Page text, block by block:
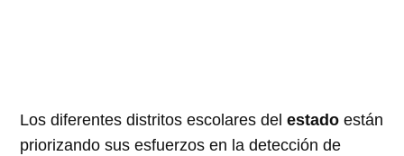
Los diferentes distritos escolares delestado están
priorizando sus esfuerzos en la detección de